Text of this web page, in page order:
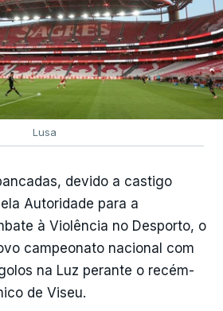
Lusa
devido a castigo
Autoridade para a
à Violência no Desporto, o
campeonato nacional com
na Luz perante o recém-
de Viseu.